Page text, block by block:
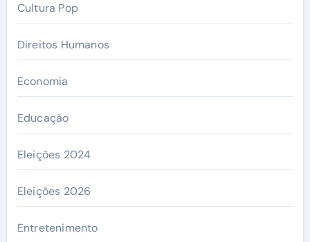
Cultura Pop
Direitos Humanos
Economia
Educação
Eleições 2024
Eleições 2026
Entretenimento